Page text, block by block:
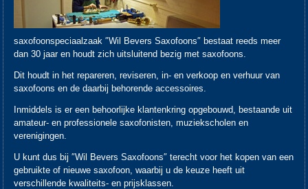
saxofoonspeciaalzaak ″Wil Bevers Saxofoons″ bestaat reeds meer
dan 30 jaar en houdt zich uitsluitend bezig met saxofoons.
Dit houdt in het repareren, reviseren, in- en verkoop en verhuur van
saxofoons en de daarbij behorende accessoires.
Inmiddels is er een behoorlijke klantenkring opgebouwd, bestaande uit
amateur- en professionele saxofonisten, muziekscholen en
verenigingen.
U kunt dus bij ″Wil Bevers Saxofoons″ terecht voor het kopen van een
gebruikte of nieuwe saxofoon, waarbij u de keuze heeft uit
verschillende kwaliteits- en prijsklassen.